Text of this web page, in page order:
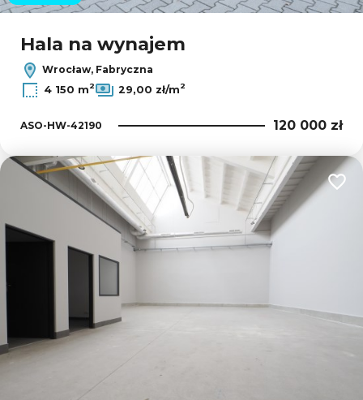
Hala na wynajem
Wrocław, Fabryczna
4 150 m2 29,00 zł/m2
ASO-HW-42190 120 000 zł